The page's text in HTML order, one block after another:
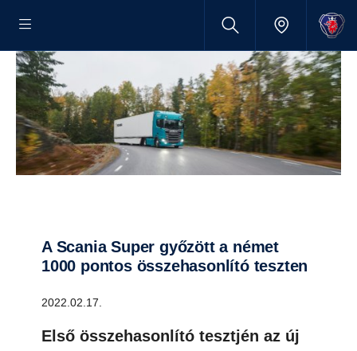
A Scania Super győzött a német
1000 pontos összehasonlító teszten
2022.02.17.
Első összehasonlító tesztjén az új